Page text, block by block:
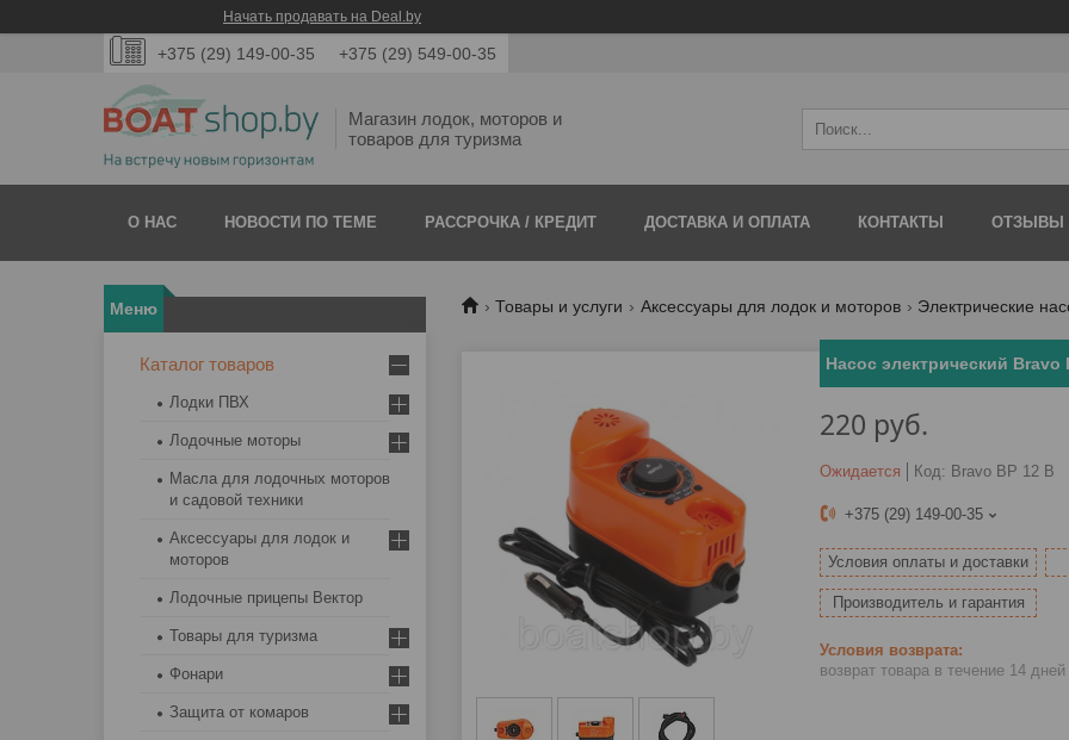
Начать продавать на Deal.by
+375 (29) 149-00-35 +375 (29) 549-00-35
Магазин лодок, моторов и
товаров для туризма
О НАС НОВОСТИ ПО ТЕМЕ РАССРОЧКА / КРЕДИТ ДОСТАВКА И ОПЛАТА КОНТАКТЫ ОТЗЫВЫ
Товары и услуги Аксессуары для лодок и моторов Электрические
Насос электрический Bravo
220 руб.
Ожидается Код: Bravo BP 12 B
+375 (29) 149-00-35
Условия оплаты и доставки
Производитель и гарантия
возврат товара в течение 14 дней
Каталог товаров
Лодки ПВХ
Лодочные моторы
Масла для лодочных моторов
и садовой техники
Аксессуары для лодок и
моторов
Лодочные прицепы Вектор
Товары для туризма
Фонари
Защита от комаров